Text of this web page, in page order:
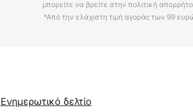
μπορείτε να βρείτε στην πολιτική
*Από την ελάχιστη τιμή αγοράς των 99
Ενημερωτικό δελτίο